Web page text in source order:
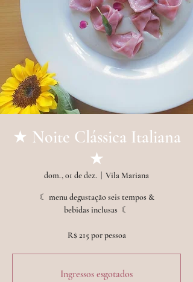
★ Noite Clássica Italiana
★
dom., 01 de dez. Vila Mariana
☾ menu degustação seis tempos &
bebidas inclusas ︎ ☾
R$ 215 por pessoa
Ingressos esgotados